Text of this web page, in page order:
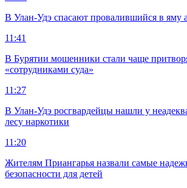
В Улан-Удэ спасают провалившийся в яму
11:41
В Бурятии мошенники стали чаще
«сотрудниками суда»
11:27
В Улан-Удэ росгвардейцы нашли у
лесу наркотики
11:20
Жителям Приангарья назвали самые
безопасности для детей